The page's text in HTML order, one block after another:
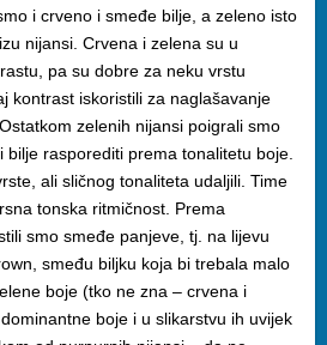
i crveno i smeđe bilje, a zeleno isto
nijansi. Crvena i zelena su u
pa su dobre za neku vrstu
kontrast iskoristili za naglašavanje
zelenih nijansi poigrali smo
rasporediti prema tonalitetu boje.
ali sličnog tonaliteta udaljili. Time
tonska ritmičnost. Prema
smo smeđe panjeve, tj. na lijevu
smeđu biljku koja bi trebala malo
boje (tko ne zna – crvena i
boje i u slikarstvu ih uvijek